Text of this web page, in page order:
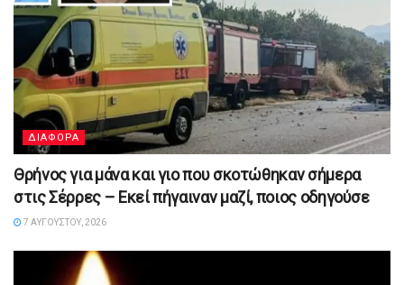
ΔΙΑΦΟΡΑ
Θρήνος για μάνα και γιο που σκοτώθηκαν σήμερα
στις Σέρρες – Εκεί πήγαιναν μαζί, ποιος οδηγούσε
7 ΑΥΓΟΎΣΤΟΥ, 2026